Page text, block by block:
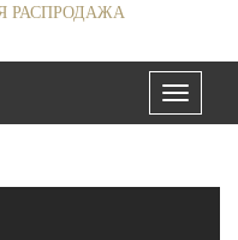
РАСПРОДАЖА
Меню